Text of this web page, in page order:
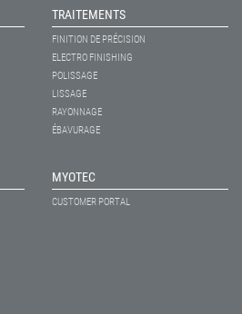
TRAITEMENTS
FINITION DE PRÉCISION
ELECTRO FINISHING
POLISSAGE
LISSAGE
RAYONNAGE
ÉBAVURAGE
MYOTEC
CUSTOMER PORTAL